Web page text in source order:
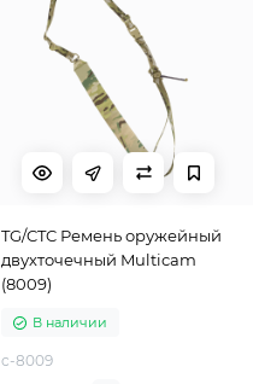
TG/CTC Ремень оружейный
двухточечный Multicam
(8009)
В наличии
c-8009